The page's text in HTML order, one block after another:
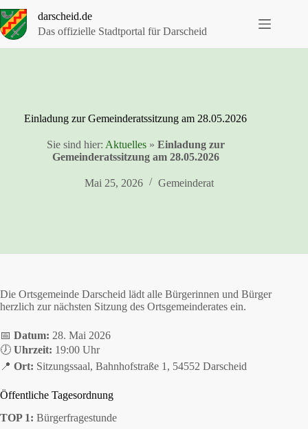
Inhalt
springen
darscheid.de
Das offizielle Stadtportal für Darscheid
Einladung zur Gemeinderatssitzung am 28.05.2026
Sie sind hier: Aktuelles» Einladung zur
Gemeinderatssitzung am 28.05.2026
Mai 25, 2026 Gemeinderat
Die Ortsgemeinde Darscheid lädt alle Bürgerinnen und Bürger
herzlich zur nächsten Sitzung des Ortsgemeinderates ein.
📅 Datum: 28. Mai 2026
🕖 Uhrzeit: 19:00 Uhr
📍 Ort: Sitzungssaal, Bahnhofstraße 1, 54552 Darscheid
Öffentliche Tagesordnung
TOP 1: Bürgerfragestunde